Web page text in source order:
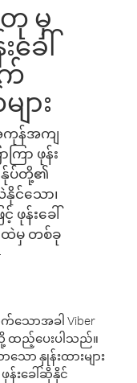
တု မှ
ေါ်
ား
ကုန်အကျ
ကြာ ဖုန်း
န်ုပ်တို့၏
င်သော၊
ဖုန်းခေါ်
ထဲမှ တစ်ခု
ောအခါ Viber
ထည့်ပေးပါသည်။
ာ နှုန်းထားများ
းခေါ်ဆိုနိုင်